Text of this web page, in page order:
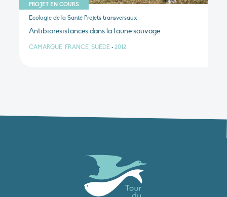
PROJET EN COURS
Ecologie de la Santé Projets transversaux
Antibiorésistances dans la faune sauvage
CAMARGUE, FRANCE, SUÈDE • 2012